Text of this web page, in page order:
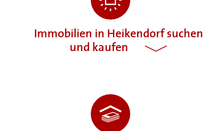
Immobilien in Heikendorf suchen
und kaufen